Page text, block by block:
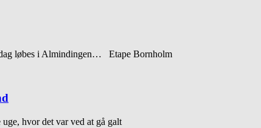
løbes i Almindingen… Etape Bornholm
hvor det var ved at gå galt